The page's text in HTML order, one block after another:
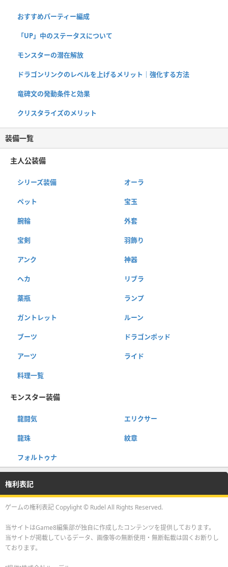
おすすめパーティー編成
「UP」中のステータスについて
モンスターの潜在解放
ドラゴンリンクのレベルを上げるメリット｜強化する方法
竜碑文の発動条件と効果
クリスタライズのメリット
装備一覧
主人公装備
シリーズ装備 オーラ
ペット 宝玉
腕輪 外套
宝剣 羽飾り
アンク 神器
ヘカ リブラ
薬瓶 ランプ
ガントレット ルーン
ブーツ ドラゴンポッド
アーツ ライド
料理一覧
モンスター装備
龍闘気 エリクサー
龍珠 紋章
フォルトゥナ
権利表記
ゲームの権利表記 Copylight © Rudel All Rights Reserved.
当サイトはGame8編集部が独自に作成したコンテンツを提供しております。
当サイトが掲載しているデータ、画像等の無断使用・無断転載は固くお断りし
ております。